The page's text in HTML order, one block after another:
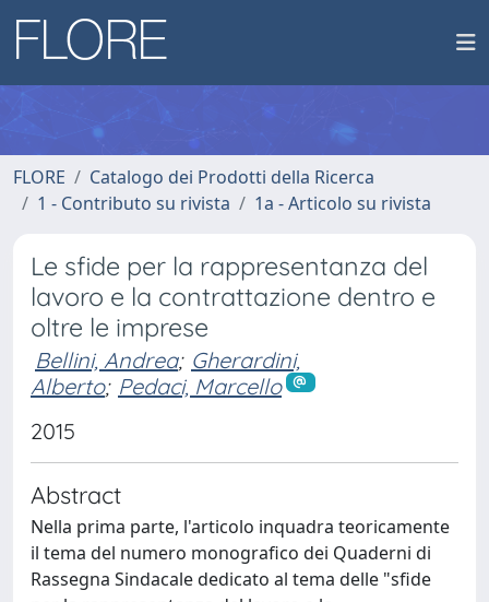
FLORE
Catalogo dei Prodotti della Ricerca
1 - Contributo su rivista
1a - Articolo su rivista
Le sfide per la rappresentanza del
lavoro e la contrattazione dentro e
oltre le imprese
Bellini, Andrea; Gherardini,
Alberto; Pedaci, Marcello
2015
Abstract
Nella prima parte, l'articolo inquadra teoricamente
il tema del numero monografico dei Quaderni di
Rassegna Sindacale dedicato al tema delle "sfide